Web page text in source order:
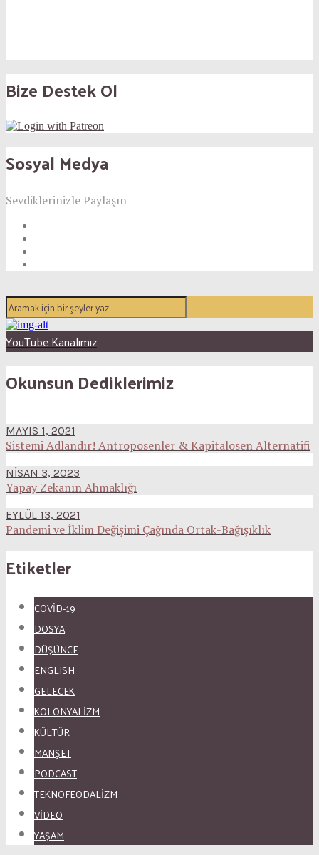
Bize Destek Ol
Sosyal Medya
Sevdiklerinizle Paylaşın
YouTube Kanalımız
Okunsun Dediklerimiz
MAYIS 1, 2021
Sistemi Adlandır! Antroposenler & Kapitalosen Alternatifi
NISAN 3, 2023
Yapay Zekanın Ahmaklığı
EYLÜL 13, 2021
Pandemi ve İklim Değişimi Çağında Ortak-Bağışıklık
Etiketler
COVID-19
DOSYA
DÜŞÜNCE
ENGLISH
GELECEK
KOLONYALİZM
KÜLTÜR
MANŞET
PODCAST
TEKNOFEODALİZM
VİDEO
YAŞAM